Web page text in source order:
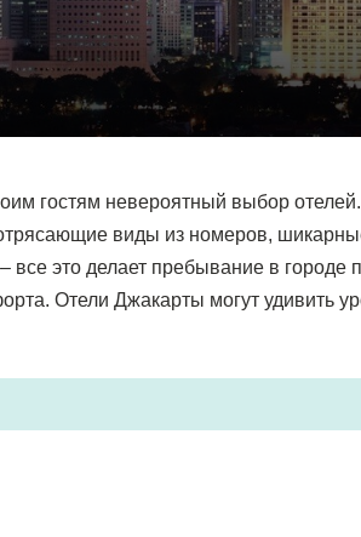
гостям невероятный выбор
виды из номеров,
это делает пребывание в городе
Отели Джакарты могут удивить